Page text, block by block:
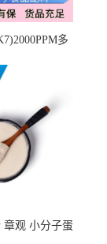
多
章观 小分子蛋